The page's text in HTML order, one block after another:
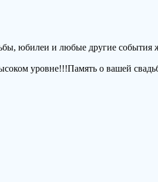
юбилеи и любые другие
уровне!!!Память о вашей